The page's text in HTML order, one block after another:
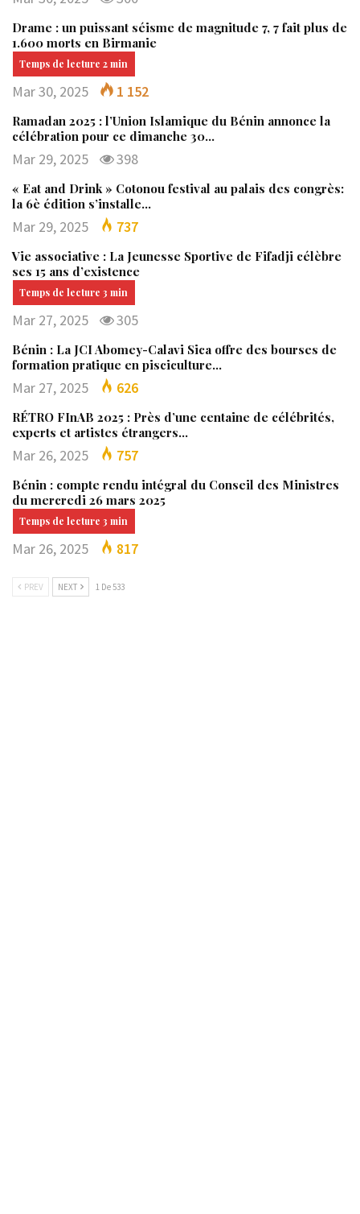
Drame : un puissant séisme de magnitude 7, 7 fait plus de
1.600 morts en Birmanie
Mar 30, 2025 1 152
Ramadan 2025 : l’Union Islamique du Bénin annonce la
célébration pour ce dimanche 30…
Mar 29, 2025 398
« Eat and Drink » Cotonou festival au palais des congrès:
la 6è édition s’installe…
Mar 29, 2025 737
Vie associative : La Jeunesse Sportive de Fifadji célèbre
ses 15 ans d’existence
Mar 27, 2025 305
Bénin : La JCI Abomey-Calavi Sica offre des bourses de
formation pratique en pisciculture…
Mar 27, 2025 626
RÉTRO FInAB 2025 : Près d’une centaine de célébrités,
experts et artistes étrangers…
Mar 26, 2025 757
Bénin : compte rendu intégral du Conseil des Ministres
du mercredi 26 mars 2025
Mar 26, 2025 817
PREV NEXT 1 De 533